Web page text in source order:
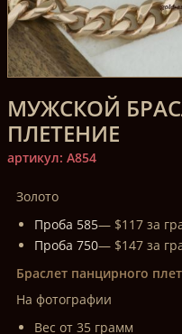
МУЖСКОЙ
ПЛЕТЕНИЕ
артикул: A854
Золото
Проба 585— $117 за
Проба 750— $147 за
Браслет панцирного
На фотографии
Вес от 35 грамм